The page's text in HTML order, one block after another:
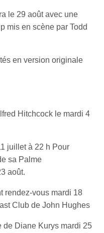
le 29 août avec une
mis en scène par Todd
en version originale
Hitchcock le mardi 4
juillet à 22 h Pour
sa Palme
août.
rendez-vous mardi 18
Club de John Hughes
de Diane Kurys mardi 25